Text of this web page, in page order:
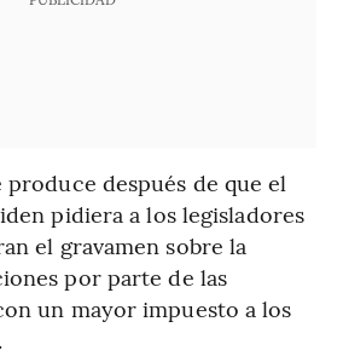
después de que el
pidiera a los legisladores
el gravamen sobre la
por parte de las
un mayor impuesto a los